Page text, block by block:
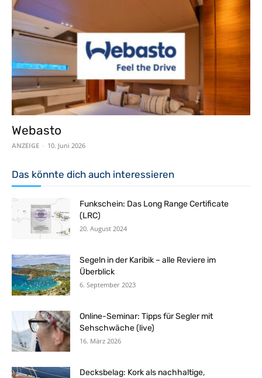
Webasto
ANZEIGE - 10. Juni 2026
Das könnte dich auch interessieren
Funkschein: Das Long Range Certificate
(LRC)
20. August 2024
Segeln in der Karibik – alle Reviere im
Überblick
6. September 2023
Online-Seminar: Tipps für Segler mit
Sehschwäche (live)
16. März 2026
Decksbelag: Kork als nachhaltige,